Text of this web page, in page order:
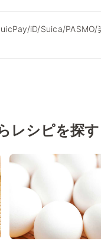
iD/Suica/
レシピを探す